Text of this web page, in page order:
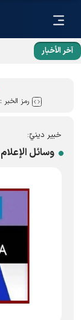
آخر الأخبار
رمز الخبر :
خبير دينيّ:
وسائل